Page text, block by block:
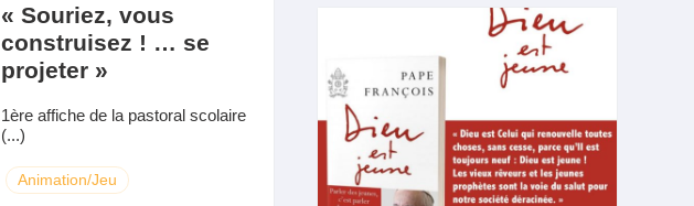
« Souriez, vous
construisez ! … se
projeter »
1ère affiche de la pastoral scolaire
(...)
Animation/Jeu